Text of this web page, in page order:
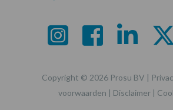
Copyright © 2026 Prosu BV |
voorwaarden | Disclaimer |